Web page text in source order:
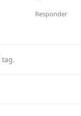
Responder
tag.